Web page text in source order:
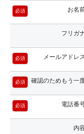
必須 お名
フリガ
必須 メールアドレ
必須 確認のためもう一
必須 電話番
内